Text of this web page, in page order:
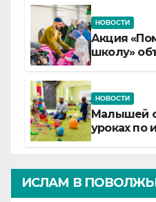
НОВОСТИ
Акция
школу»
НОВОСТИ
Малышей
уроках по
ИСЛАМ В